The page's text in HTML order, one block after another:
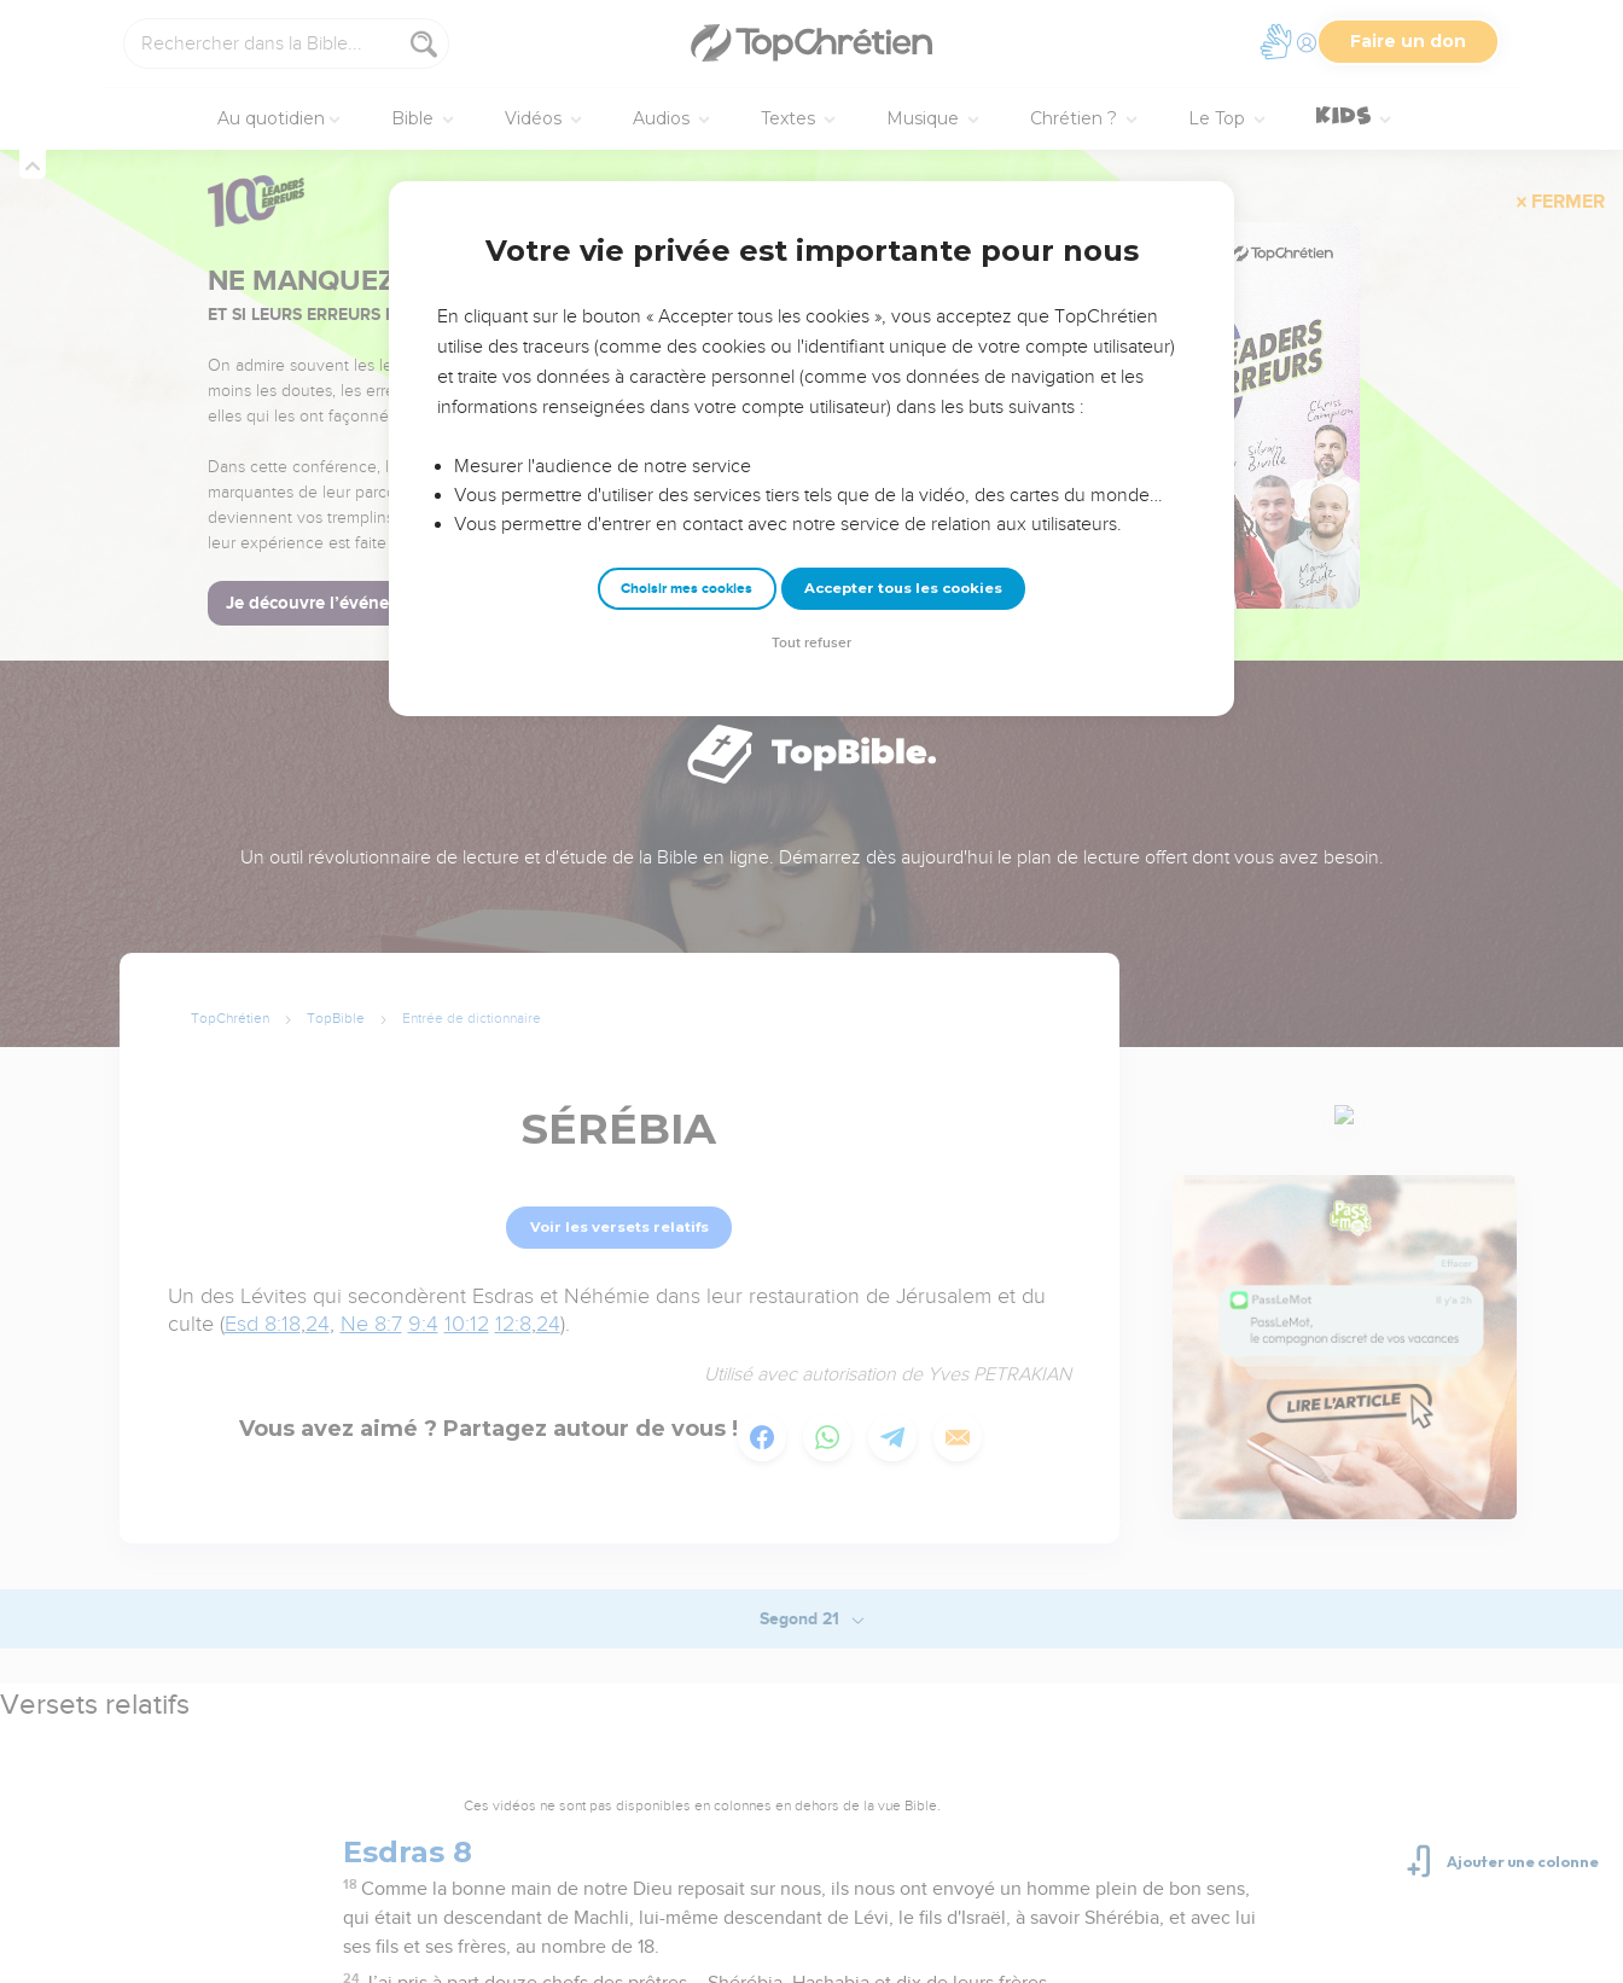
Faire un don
Au quotidien Bible Vidéos Audios Textes Musique Chrétien ? Le Top
FERMER
NE MANQUEZ PAS L’ÉVÉNEMENT DE L’ANNÉE !
ET SI LEURS ERREURS POUVAIENT VOUS ÉVITER LES VOTRES ?
On admire souvent les leaders pour leurs réussites, leur impact, leur foi ou leur vision. Mais on voit
moins les doutes, les erreurs et les saisons difficiles qu'ils ont traversés, alors même que ce sont
elles qui les ont façonnés.
Dans cette conférence, leaders, entrepreneurs, et responsables reviennent sur les erreurs
marquantes de leur parcours et les clés pour avancer avec plus de sagesse afin que leurs erreurs
deviennent vos tremplins. Que vous guidiez un ministère, une équipe, un groupe ou une famille,
leur expérience est faite pour vous.
Je découvre l’événement
Un outil révolutionnaire de lecture et d'étude de la Bible en ligne. Démarrez dès aujourd'hui le plan de lecture offert dont vous avez besoin.
TopChrétien TopBible Entrée de dictionnaire
SÉRÉBIA
Voir les versets relatifs
Un des Lévites qui secondèrent Esdras et Néhémie dans leur restauration de Jérusalem et du
culte (Esd 8:18 24 Ne 8:7 9:4 10:12 12:8 24).
Utilisé avec autorisation de Yves PETRAKIAN
Vous avez aimé ? Partagez autour de vous !
Segond 21
Versets relatifs
Ces vidéos ne sont pas disponibles en colonnes en dehors de la vue Bible.
Esdras 8
18 Comme la bonne main de notre Dieu reposait sur nous, ils nous ont envoyé un homme plein de bon sens,
qui était un descendant de Machli, lui-même descendant de Lévi, le fils d'Israël, à savoir Shérébia, et avec lui
ses fils et ses frères, au nombre de 18.
24
Votre vie privée est importante pour nous
En cliquant sur le bouton « Accepter tous les cookies », vous acceptez que TopChrétien
utilise des traceurs (comme des cookies ou l'identifiant unique de votre compte utilisateur)
et traite vos données à caractère personnel (comme vos données de navigation et les
informations renseignées dans votre compte utilisateur) dans les buts suivants :
Mesurer l'audience de notre service
Vous permettre d'utiliser des services tiers tels que de la vidéo, des cartes du monde…
Vous permettre d'entrer en contact avec notre service de relation aux utilisateurs.
Choisir mes cookies Accepter tous les cookies
Tout refuser